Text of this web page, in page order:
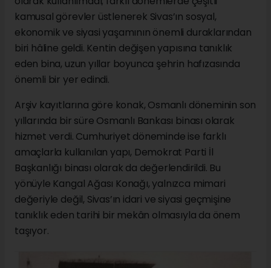
kamusal görevler üstlenerek Sivas’ın sosyal,
ekonomik ve siyasi yaşamının önemli duraklarından
biri hâline geldi. Kentin değişen yapısına tanıklık
eden bina, uzun yıllar boyunca şehrin hafızasında
önemli bir yer edindi.
Arşiv kayıtlarına göre konak, Osmanlı döneminin son
yıllarında bir süre Osmanlı Bankası binası olarak
hizmet verdi. Cumhuriyet döneminde ise farklı
amaçlarla kullanılan yapı, Demokrat Parti İl
Başkanlığı binası olarak da değerlendirildi. Bu
yönüyle Kangal Ağası Konağı, yalnızca mimari
değeriyle değil, Sivas’ın idari ve siyasi geçmişine
tanıklık eden tarihi bir mekân olmasıyla da önem
taşıyor.